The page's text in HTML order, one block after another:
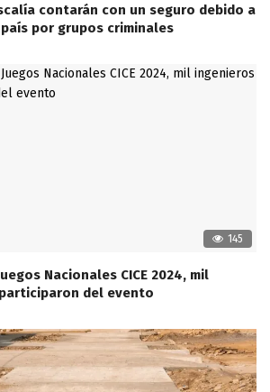
contarán con un seguro debido a
por grupos criminales
145
Nacionales CICE 2024, mil
del evento